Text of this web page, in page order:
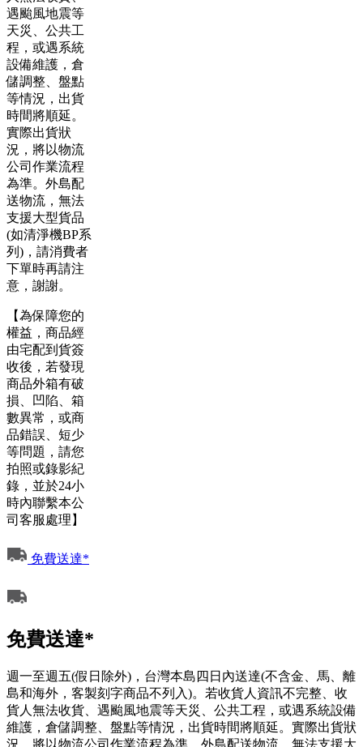
遇颱風地震等
天災、公共工
程，或遇系統
設備維護，倉
儲調整、盤點
等情況，出貨
時間將順延。
實際出貨狀
況，將以物流
公司作業流程
為準。外島配
送物流，無法
支援大型貨品
(如清淨機BP系
列)，請消費者
下單時再請注
意，謝謝。
【為保障您的
權益，商品經
由宅配到貨簽
收後，若發現
商品外箱有破
損、凹陷、箱
數異常，或商
品錯誤、短少
等問題，請您
拍照或錄影紀
錄，並於24小
時內聯繫本公
司客服處理】
免費送達*
免費送達*
週一至週五(假日除外)，台灣本島四日內送達(不含金、馬、離
島和海外，客製刻字商品不列入)。若收貨人資訊不完整、收
貨人無法收貨、遇颱風地震等天災、公共工程，或遇系統設備
維護，倉儲調整、盤點等情況，出貨時間將順延。實際出貨狀
況，將以物流公司作業流程為準。外島配送物流，無法支援大